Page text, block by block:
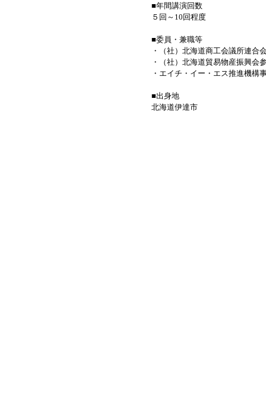
■年間講演回数
５回～10回程度
■委員・兼職等
・（社）北海道商工会議所連合
・（社）北海道貿易物産振興会
・エイチ・イー・エス推進機構
■出身地
北海道伊達市